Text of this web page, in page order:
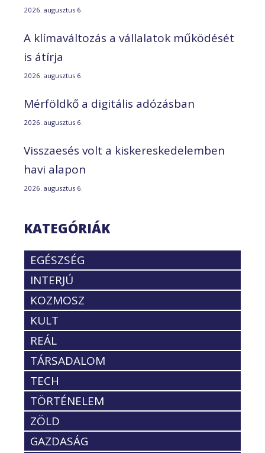
2026. augusztus 6.
A klímaváltozás a vállalatok működését
is átírja
2026. augusztus 6.
Mérföldkő a digitális adózásban
2026. augusztus 6.
Visszaesés volt a kiskereskedelemben
havi alapon
2026. augusztus 6.
KATEGÓRIÁK
EGÉSZSÉG
INTERJÚ
KOZMOSZ
KULT
REÁL
TÁRSADALOM
TECH
TÖRTÉNELEM
ZÖLD
GAZDASÁG